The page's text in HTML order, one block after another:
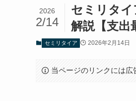
セミリタイ
解説【支出
2026
2/14
セミリタイア 2026年2月14日
当ページのリンクには広